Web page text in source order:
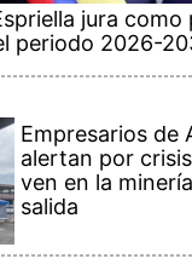
jura
periodo 2026-
Empresarios de
alertan por
ven en la
salida